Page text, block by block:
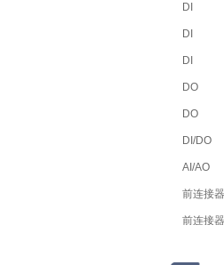
DI
DI
DI
DO
DO
DI/DO
AI/AO
前连接
前连接